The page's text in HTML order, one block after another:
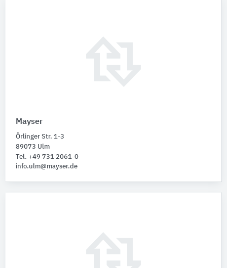
Mayser
Örlinger Str. 1-3
89073 Ulm
Tel. +49 731 2061-0
info.ulm@mayser.de